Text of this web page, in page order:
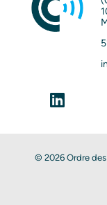

© 2026 Ordre